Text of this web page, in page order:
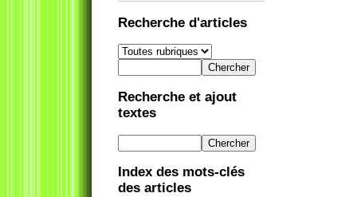
Recherche d'articles
Recherche et ajout
textes
Index des mots-clés
des articles